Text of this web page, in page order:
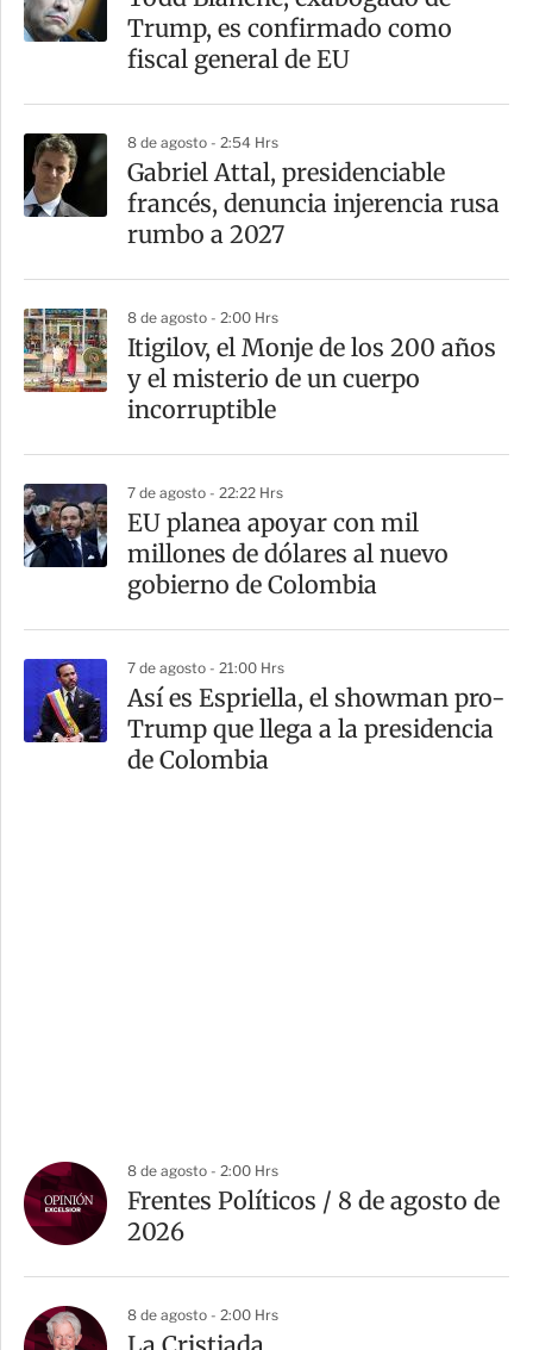
r
t
Trump, es confirmado como
fiscal general de EU
8 de agosto - 2:54 Hrs
Gabriel Attal, presidenciable
francés, denuncia injerencia rusa
rumbo a 2027
8 de agosto - 2:00 Hrs
Itigilov, el Monje de los 200 años
y el misterio de un cuerpo
incorruptible
7 de agosto - 22:22 Hrs
EU planea apoyar con mil
millones de dólares al nuevo
gobierno de Colombia
7 de agosto - 21:00 Hrs
Así es Espriella, el showman pro-
Trump que llega a la presidencia
de Colombia
8 de agosto - 2:00 Hrs
Frentes Políticos / 8 de agosto de
2026
8 de agosto - 2:00 Hrs